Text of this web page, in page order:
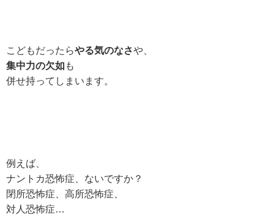
こどもだったらやる気のなさや、
集中力の欠如 も
併せ持ってしまいます。
例えば、
ナントカ恐怖症、ないですか？
閉所恐怖症、高所恐怖症、
対人恐怖症…